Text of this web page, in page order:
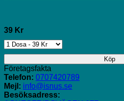
39 Kr
Köp
Företagsfakta
Telefon: 0707420789
Mejl: info@isnus.se
Besöksadress: